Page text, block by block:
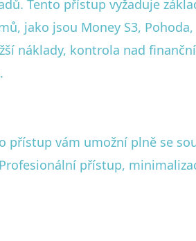
Tento přístup vyžaduje
jako jsou Money S3,
náklady, kontrola nad
přístup vám umožní plně se
přístup,